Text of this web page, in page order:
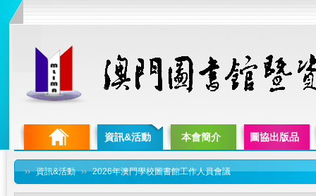
資訊&活動 本會簡介 圖協出版品
›› 資訊&活動 ›› 2026年澳門學校圖書館工作人員會議